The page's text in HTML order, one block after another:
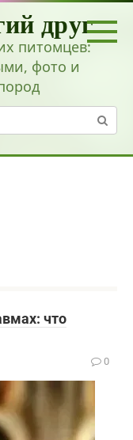
друг
питомцев:
фото и
что
0